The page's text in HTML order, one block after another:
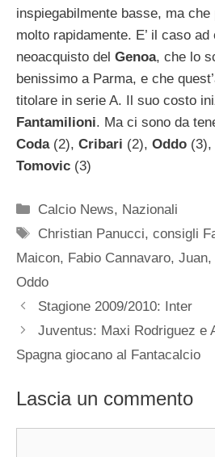
inspiegabilmente basse, ma
molto rapidamente. E’ il caso ad
neoacquisto del Genoa, che lo
benissimo a Parma, e che
titolare in serie A. Il suo costo
Fantamilioni. Ma ci sono da
Coda (2), Cribari (2), Oddo (3),
Tomovic (3)
Categorie
Calcio News, Nazionali
Tag
Christian Panucci,consigli
Maicon, Fabio Cannavaro, Juan,
Oddo
Stagione 2009/2010: Inter
Juventus: Maxi Rodriguez e
Spagna giocano al Fantacalcio
Lascia un commento